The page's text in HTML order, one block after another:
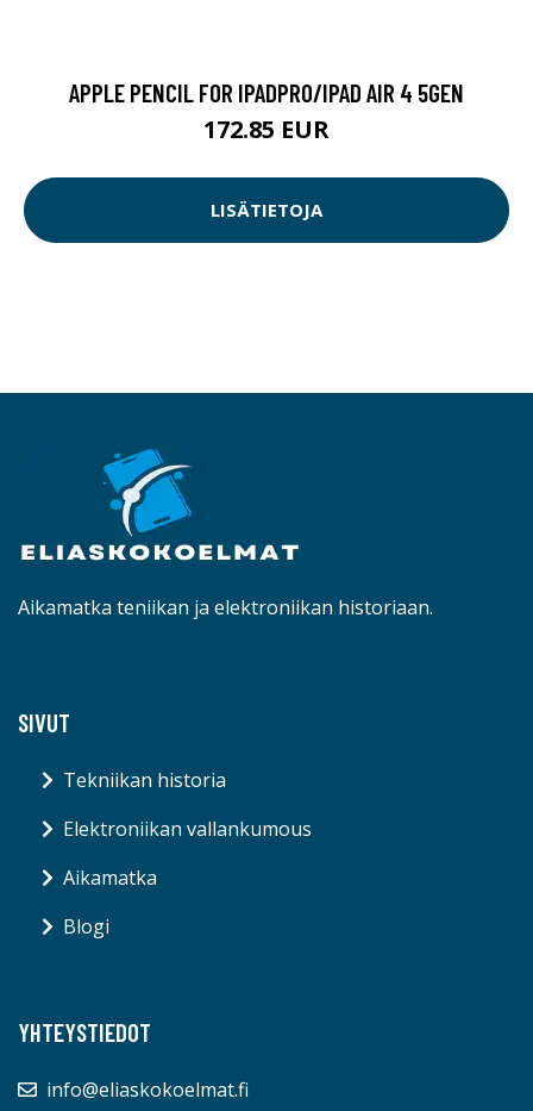
APPLE PENCIL FOR IPADPRO/IPAD AIR 4 5GEN
172.85 EUR
LISÄTIETOJA
Aikamatka teniikan ja elektroniikan historiaan.
SIVUT
Tekniikan historia
Elektroniikan vallankumous
Aikamatka
Blogi
YHTEYSTIEDOT
info@eliaskokoelmat.fi